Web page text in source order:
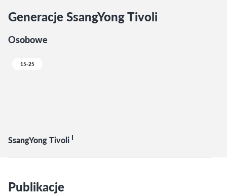
Generacje SsangYong Tivoli
Osobowe
15-25
SsangYong Tivoli I
Publikacje